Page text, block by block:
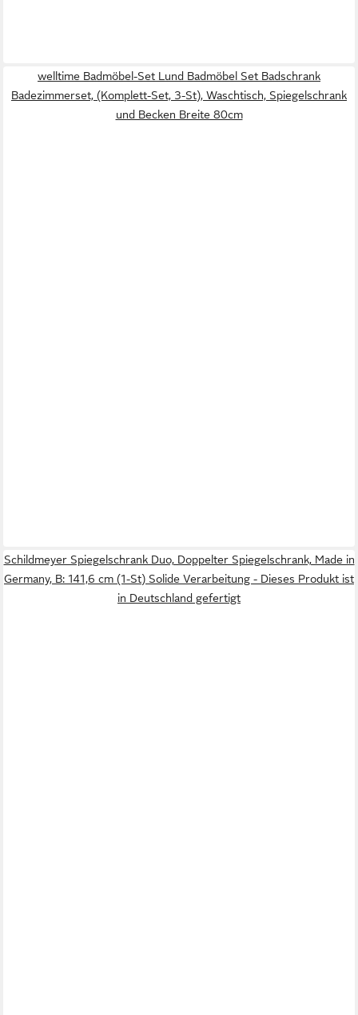
welltime Badmöbel-Set Lund Badmöbel Set Badschrank
Badezimmerset, (Komplett-Set, 3-St), Waschtisch, Spiegelschrank
und Becken Breite 80cm
Schildmeyer Spiegelschrank Duo, Doppelter Spiegelschrank, Made in
Germany, B: 141,6 cm (1-St) Solide Verarbeitung - Dieses Produkt ist
in Deutschland gefertigt